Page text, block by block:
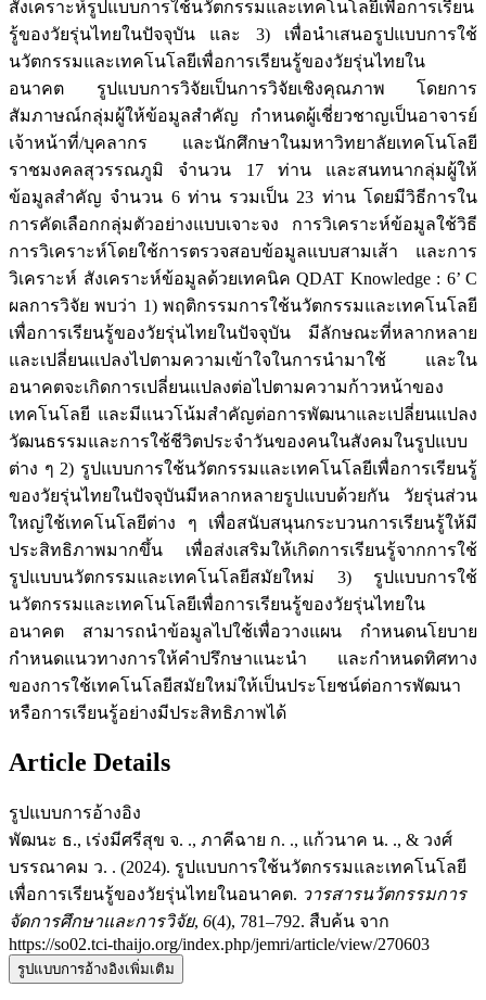
สังเคราะห์รูปแบบการใช้นวัตกรรมและเทคโนโลยีเพื่อการเรียน
รู้ของวัยรุ่นไทยในปัจจุบัน และ 3) เพื่อนำเสนอรูปแบบการใช้
นวัตกรรมและเทคโนโลยีเพื่อการเรียนรู้ของวัยรุ่นไทยใน
อนาคต รูปแบบการวิจัยเป็นการวิจัยเชิงคุณภาพ โดยการ
สัมภาษณ์กลุ่มผู้ให้ข้อมูลสำคัญ กำหนดผู้เชี่ยวชาญเป็นอาจารย์
เจ้าหน้าที่/บุคลากร และนักศึกษาในมหาวิทยาลัยเทคโนโลยี
ราชมงคลสุวรรณภูมิ จำนวน 17 ท่าน และสนทนากลุ่มผู้ให้
ข้อมูลสำคัญ จำนวน 6 ท่าน รวมเป็น 23 ท่าน โดยมีวิธีการใน
การคัดเลือกกลุ่มตัวอย่างแบบเจาะจง การวิเคราะห์ข้อมูลใช้วิธี
การวิเคราะห์โดยใช้การตรวจสอบข้อมูลแบบสามเส้า และการ
วิเคราะห์ สังเคราะห์ข้อมูลด้วยเทคนิค QDAT Knowledge : 6’ C
ผลการวิจัย พบว่า 1) พฤติกรรมการใช้นวัตกรรมและเทคโนโลยี
เพื่อการเรียนรู้ของวัยรุ่นไทยในปัจจุบัน มีลักษณะที่หลากหลาย
และเปลี่ยนแปลงไปตามความเข้าใจในการนำมาใช้ และใน
อนาคตจะเกิดการเปลี่ยนแปลงต่อไปตามความก้าวหน้าของ
เทคโนโลยี และมีแนวโน้มสำคัญต่อการพัฒนาและเปลี่ยนแปลง
วัฒนธรรมและการใช้ชีวิตประจำวันของคนในสังคมในรูปแบบ
ต่าง ๆ 2) รูปแบบการใช้นวัตกรรมและเทคโนโลยีเพื่อการเรียนรู้
ของวัยรุ่นไทยในปัจจุบันมีหลากหลายรูปแบบด้วยกัน วัยรุ่นส่วน
ใหญ่ใช้เทคโนโลยีต่าง ๆ เพื่อสนับสนุนกระบวนการเรียนรู้ให้มี
ประสิทธิภาพมากขึ้น เพื่อส่งเสริมให้เกิดการเรียนรู้จากการใช้
รูปแบบนวัตกรรมและเทคโนโลยีสมัยใหม่ 3) รูปแบบการใช้
นวัตกรรมและเทคโนโลยีเพื่อการเรียนรู้ของวัยรุ่นไทยใน
อนาคต สามารถนำข้อมูลไปใช้เพื่อวางแผน กำหนดนโยบาย
กำหนดแนวทางการให้คำปรึกษาแนะนำ และกำหนดทิศทาง
ของการใช้เทคโนโลยีสมัยใหม่ให้เป็นประโยชน์ต่อการพัฒนา
หรือการเรียนรู้อย่างมีประสิทธิภาพได้
Article Details
รูปแบบการอ้างอิง
พัฒนะ ธ., เร่งมีศรีสุข จ. ., ภาคีฉาย ก. ., แก้วนาค น. ., & วงศ์
บรรณาคม ว. . (2024). รูปแบบการใช้นวัตกรรมและเทคโนโลยี
เพื่อการเรียนรู้ของวัยรุ่นไทยในอนาคต. วารสารนวัตกรรมการ
จัดการศึกษาและการวิจัย, 6(4), 781–792. สืบค้น จาก
https://so02.tci-thaijo.org/index.php/jemri/article/view/270603
รูปแบบการอ้างอิงเพิ่มเติม